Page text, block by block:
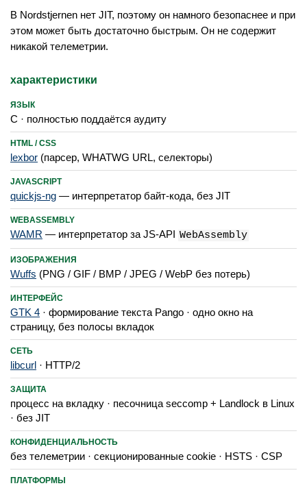
В Nordstjernen нет JIT, поэтому он намного безопаснее и при
этом может быть достаточно быстрым. Он не содержит
никакой телеметрии.
характеристики
ЯЗЫК
C · полностью поддаётся аудиту
HTML / CSS
lexbor (парсер, WHATWG URL, селекторы)
JAVASCRIPT
quickjs-ng — интерпретатор байт-кода, без JIT
WEBASSEMBLY
WAMR — интерпретатор за JS-API WebAssembly
ИЗОБРАЖЕНИЯ
Wuffs (PNG / GIF / BMP / JPEG / WebP без потерь)
ИНТЕРФЕЙС
GTK 4 · формирование текста Pango · одно окно на
страницу, без полосы вкладок
СЕТЬ
libcurl · HTTP/2
ЗАЩИТА
процесс на вкладку · песочница seccomp + Landlock в Linux
· без JIT
КОНФИДЕНЦИАЛЬНОСТЬ
без телеметрии · секционированные cookie · HSTS · CSP
ПЛАТФОРМЫ